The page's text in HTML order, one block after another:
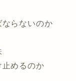
ならないのか
止めるのか